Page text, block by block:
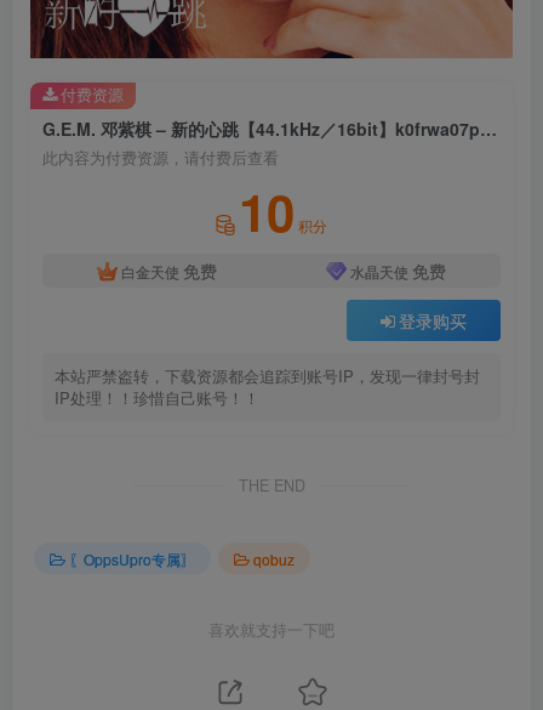
G.E.M. 邓紫棋 – 新的心跳【44.1kHz／16bit】k0frwa07puroc法国区
此内容为付费资源，请付费后查看
10 积分
白金天使 免费 水晶天使 免费
登录购买
本站严禁盗转，下载资源都会追踪到账号IP，发现一律封号封
IP处理！！珍惜自己账号！！
付费资源
THE END
〖OppsUpro专属〗 qobuz
喜欢就支持一下吧